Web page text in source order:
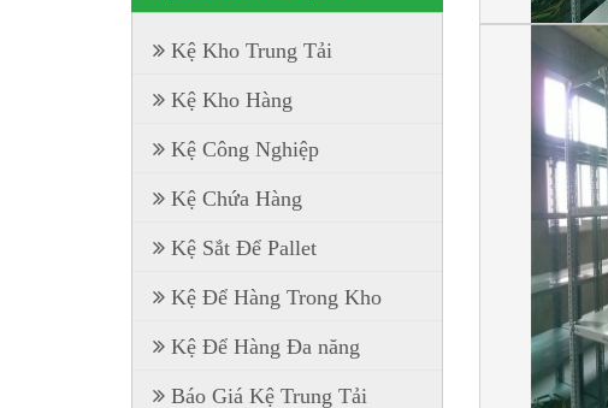
Kệ Kho Trung Tải
Kệ Kho Hàng
Kệ Công Nghiệp
Kệ Chứa Hàng
Kệ Sắt Để Pallet
Kệ Để Hàng Trong Kho
Kệ Để Hàng Đa năng
Báo Giá Kệ Trung Tải